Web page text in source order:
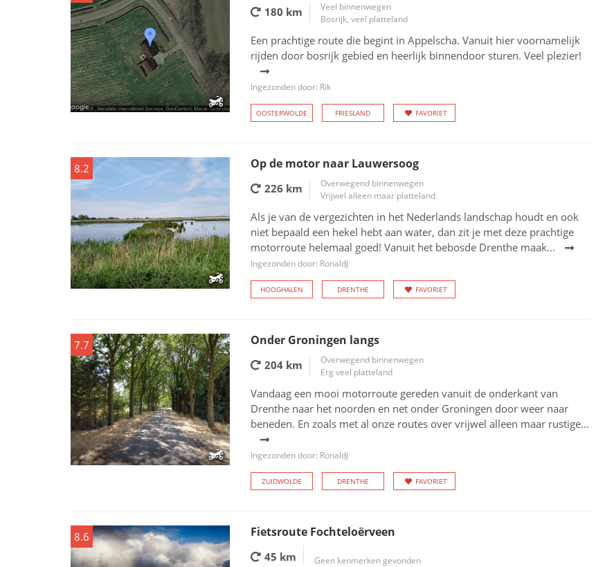
180 km
Veel binnenwegen
Bosrijk, veel platteland
Een prachtige route die begint in Appelscha. Vanuit hier voornamelijk
rijden door bosrijk gebied en heerlijk binnendoor sturen. Veel plezier!
Ingezonden door: Rik
OOSTERWOLDE FRIESLAND FAVORIET
8.2 Op de motor naar Lauwersoog
226 km
Overwegend binnenwegen
Vrijwel alleen maar platteland
Als je van de vergezichten in het Nederlands landschap houdt en ook
niet bepaald een hekel hebt aan water, dan zit je met deze prachtige
motorroute helemaal goed! Vanuit het bebosde Drenthe maak...
Ingezonden door: RonaldJ
HOOGHALEN DRENTHE FAVORIET
7.7 Onder Groningen langs
204 km
Overwegend binnenwegen
Erg veel platteland
Vandaag een mooi motorroute gereden vanuit de onderkant van
Drenthe naar het noorden en net onder Groningen door weer naar
beneden. En zoals met al onze routes over vrijwel alleen maar rustige...
Ingezonden door: RonaldJ
ZUIDWOLDE DRENTHE FAVORIET
8.6 Fietsroute Fochteloërveen
45 km Geen kenmerken gevonden